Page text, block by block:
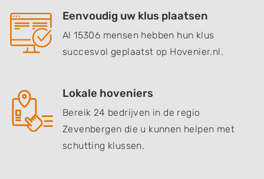
Eenvoudig uw klus plaatsen
Al 15306 mensen hebben hun klus
succesvol geplaatst op Hovenier.nl.
Lokale hoveniers
Bereik 24 bedrijven in de regio
Zevenbergen die u kunnen helpen met
schutting klussen.